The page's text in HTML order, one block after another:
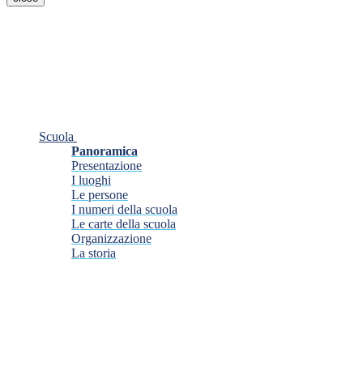
Scuola
Panoramica
Presentazione
I luoghi
Le persone
I numeri della scuola
Le carte della scuola
Organizzazione
La storia